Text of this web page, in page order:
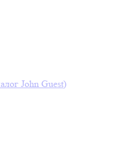
John Guest)